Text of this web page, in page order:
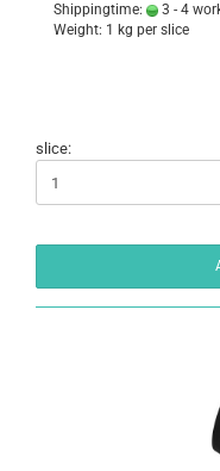
Shippingtime:
3 - 4
Weight: 1 kg per slice
slice: